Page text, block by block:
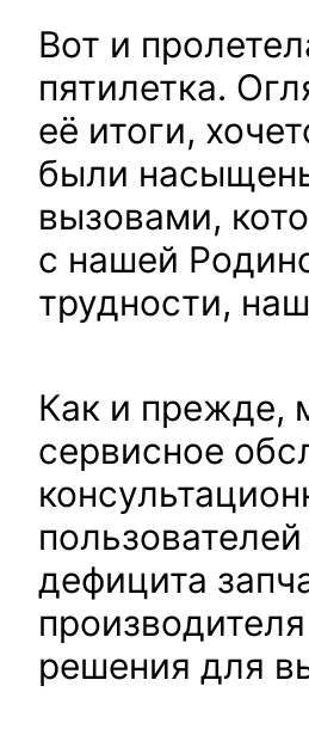
Вот и
пятилетка.
её итоги,
были
вызовами,
с нашей
трудности,
Как и прежде,
сервисное
дефицита
решения для